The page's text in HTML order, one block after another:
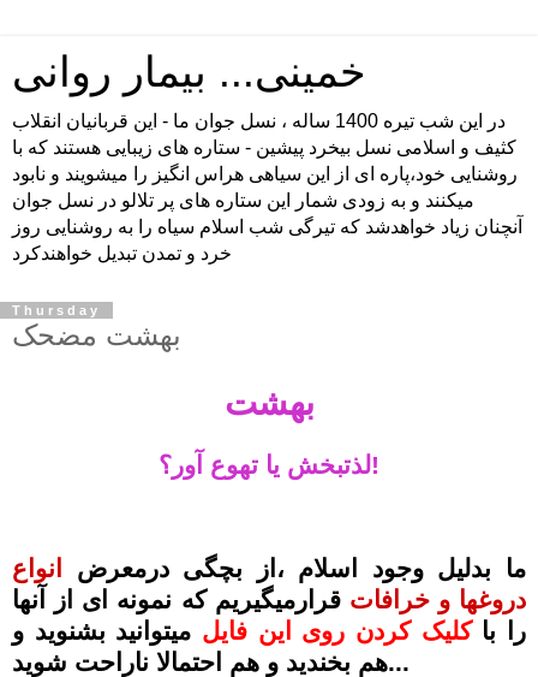
خمینی... بیمار روانی
در اين شب تيره 1400 ساله ، نسل جوان ما - اين قربانيان انقلاب
كثيف و اسلامی نسل بيخرد پيشين - ستاره های زيبايی هستند كه با
روشنايی خود،پاره ای از اين سياهی هراس انگيز را ميشويند و نابود
ميكنند و به زودی شمار اين ستاره های پر تلالو در نسل جوان
آنچنان زياد خواهدشد كه تيرگی شب اسلام سياه را به روشنايی روز
خرد و تمدن تبديل خواهندكرد
Thursday
بهشت مضحک
بهشت
لذتبخش یا تهوع آور؟!
ما بدلیل وجود اسلام ،از بچگی درمعرض
انواع
دروغها و خرافاتقرارمیگیریم که نمونه ای از آنها
را باکلیک کردن روی این فایل میتوانید بشنوید و
هم بخندید و هم احتمالا ناراحت شوید...